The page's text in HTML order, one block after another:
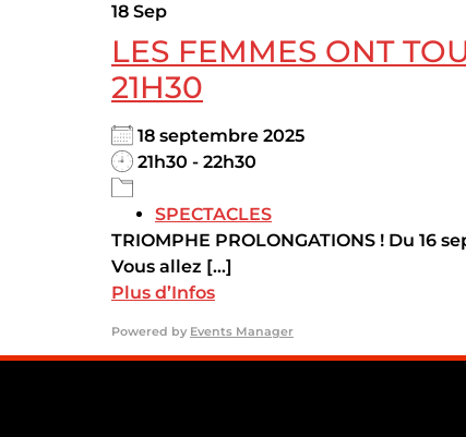
18 Sep
LES FEMMES ONT
21H30
18 septembre 2025
21h30 - 22h30
SPECTACLES
TRIOMPHE PROLONGATIONS ! Du
Vous allez [...]
Plus d’Infos
Powered by Events Manager